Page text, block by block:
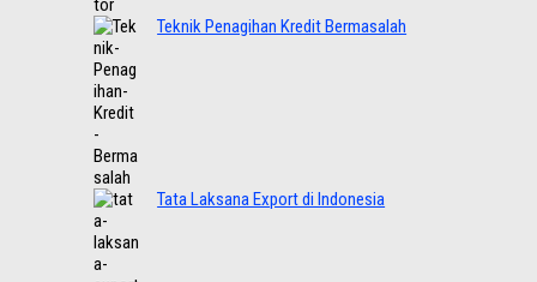
Teknik Penagihan Kredit Bermasalah
Tata Laksana Export di Indonesia